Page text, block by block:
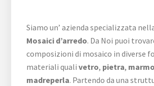
Siamo un’ azienda specializzata
Mosaici d’arredo. Da Noi puoi
composizioni di mosaico in diverse
materiali qualivetro, pietra, marmo
madreperla. Partendo da una